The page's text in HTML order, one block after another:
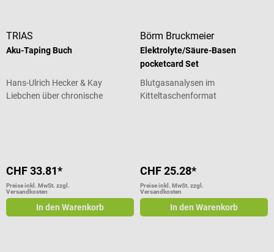
TRIAS
Aku-Taping Buch
Hans-Ulrich Hecker & Kay
Liebchen über chronische
CHF 33.81*
Preise inkl. MwSt. zzgl.
Versandkosten
In den Warenkorb
Börm Bruckmeier
Elektrolyte/Säure-Basen
pocketcard Set
Blutgasanalysen im
Kitteltaschenformat
CHF 25.28*
Preise inkl. MwSt. zzgl.
Versandkosten
In den Warenkorb